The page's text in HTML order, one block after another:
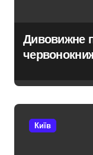
Дивовижне
after
Київ